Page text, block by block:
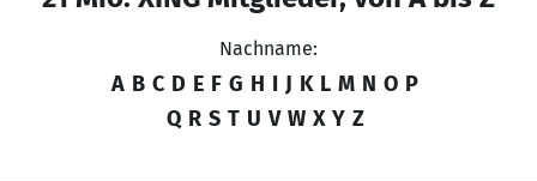
Nachname:
A B C D E F G H I J K L M N O P
Q R S T U V W X Y Z